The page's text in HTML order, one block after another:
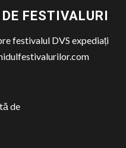
FESTIVALURI
festivalul DVS expediați
de